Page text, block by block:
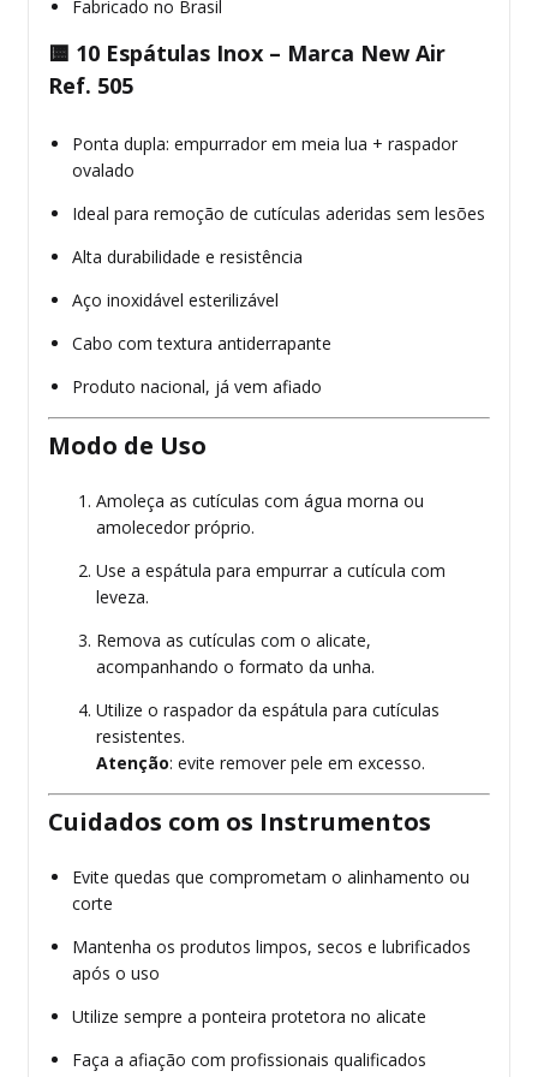
Fabricado no Brasil
🟨 10 Espátulas Inox – Marca New Air
Ref. 505
Ponta dupla: empurrador em meia lua + raspador
ovalado
Ideal para remoção de cutículas aderidas sem lesões
Alta durabilidade e resistência
Aço inoxidável esterilizável
Cabo com textura antiderrapante
Produto nacional, já vem afiado
Modo de Uso
Amoleça as cutículas com água morna ou
amolecedor próprio.
Use a espátula para empurrar a cutícula com
leveza.
Remova as cutículas com o alicate,
acompanhando o formato da unha.
Utilize o raspador da espátula para cutículas
resistentes.
Atenção: evite remover pele em excesso.
Cuidados com os Instrumentos
Evite quedas que comprometam o alinhamento ou
corte
Mantenha os produtos limpos, secos e lubrificados
após o uso
Utilize sempre a ponteira protetora no alicate
Faça a afiação com profissionais qualificados